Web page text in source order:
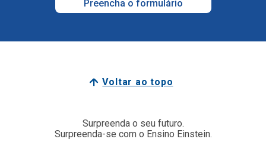
Preencha o formulário
Voltar ao topo
Surpreenda o seu futuro.
Surpreenda-se com o Ensino Einstein.